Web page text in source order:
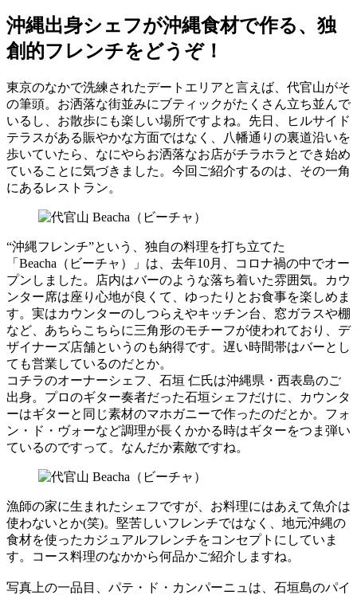
沖縄出身シェフが沖縄食材で作る、独
創的フレンチをどうぞ！
東京のなかで洗練されたデートエリアと言えば、代官山がそ
の筆頭。お洒落な街並みにブティックがたくさん立ち並んで
いるし、お散歩にも楽しい場所ですよね。先日、ヒルサイド
テラスがある賑やかな方面ではなく、八幡通りの裏道沿いを
歩いていたら、なにやらお洒落なお店がチラホラとでき始め
ていることに気づきました。今回ご紹介するのは、その一角
にあるレストラン。
“沖縄フレンチ”という、独自の料理を打ち立てた
「Beacha（ビーチャ）」は、去年10月、コロナ禍の中でオー
プンしました。店内はバーのような落ち着いた雰囲気。カウ
ンター席は座り心地が良くて、ゆったりとお食事を楽しめま
す。実はカウンターのしつらえやキッチン台、窓ガラスや棚
など、あちらこちらに三角形のモチーフが使われており、デ
ザイナーズ店舗というのも納得です。遅い時間帯はバーとし
ても営業しているのだとか。
コチラのオーナーシェフ、石垣 仁氏は沖縄県・西表島のご
出身。プロのギター奏者だった石垣シェフだけに、カウンタ
ーはギターと同じ素材のマホガニーで作ったのだとか。フォ
ン・ド・ヴォーなど調理が長くかかる時はギターをつま弾い
ているのですって。なんだか素敵ですね。
漁師の家に生まれたシェフですが、お料理にはあえて魚介は
使わないとか(笑)。堅苦しいフレンチではなく、地元沖縄の
食材を使ったカジュアルフレンチをコンセプトにしていま
す。コース料理のなかから何品かご紹介しますね。
写真上の一品目、パテ・ド・カンパーニュは、石垣島のパイ